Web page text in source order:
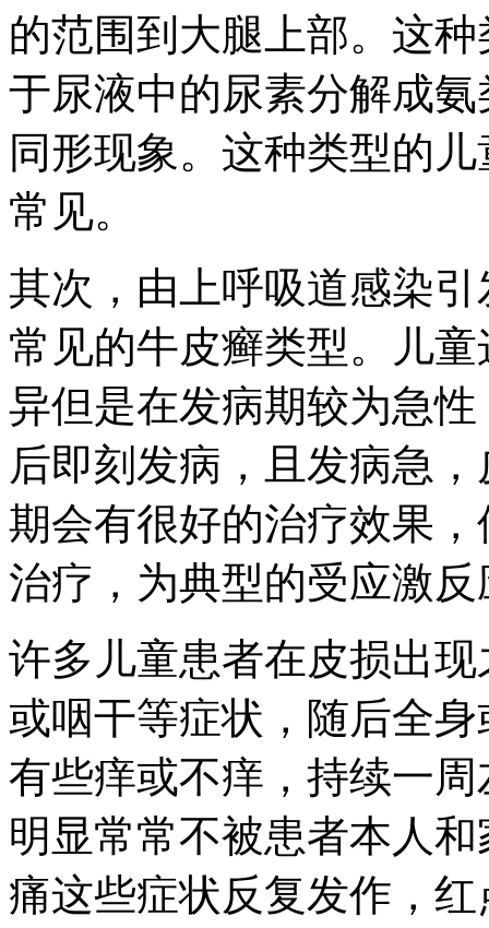
的范围到大腿上部。这
于尿液中的尿素分解成
同形现象。这种类型的
常见。
其次，由上呼吸道感染
常见的牛皮癣类型。儿
异但是在发病期较为急
后即刻发病，且发病急
期会有很好的治疗效果
治疗，为典型的受应激
许多儿童患者在皮损出
或咽干等症状，随后全
有些痒或不痒，持续一
明显常常不被患者本人
痛这些症状反复发作，